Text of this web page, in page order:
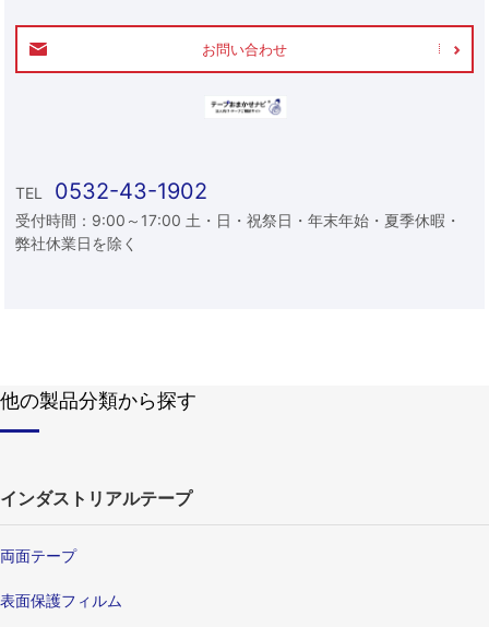
お問い合わせ
TEL 0532-43-1902
受付時間：9:00～17:00 土・日・祝祭日・年末年始・夏季休暇・
弊社休業日を除く
他の製品分類から探す
インダストリアルテープ
両面テープ
表面保護フィルム